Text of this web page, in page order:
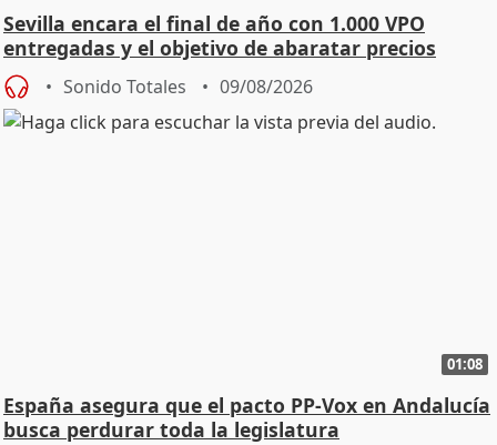
Sevilla encara el final de año con 1.000 VPO
entregadas y el objetivo de abaratar precios
Sonido Totales 09/08/2026
01:08
España asegura que el pacto PP-Vox en Andalucía
busca perdurar toda la legislatura